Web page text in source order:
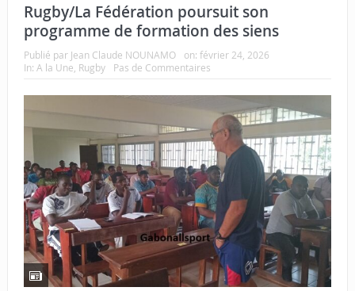
Rugby/La Fédération poursuit son
programme de formation des siens
Publié par Jean Claude NOUNAMO on: février 24, 2026
In: A la Une Rugby Pas de Commentaires